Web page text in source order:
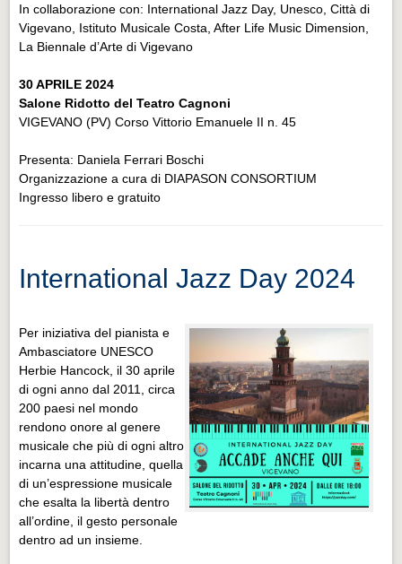
In collaborazione con: International Jazz Day, Unesco, Città di
Vigevano, Istituto Musicale Costa, After Life Music Dimension,
La Biennale d’Arte di Vigevano
30 APRILE 2024
Salone Ridotto del Teatro Cagnoni
VIGEVANO (PV) Corso Vittorio Emanuele II n. 45
Presenta: Daniela Ferrari Boschi
Organizzazione a cura di DIAPASON CONSORTIUM
Ingresso libero e gratuito
International Jazz Day 2024
Per iniziativa del pianista e
Ambasciatore UNESCO
Herbie Hancock, il 30 aprile
di ogni anno dal 2011, circa
200 paesi nel mondo
rendono onore al genere
musicale che più di ogni altro
incarna una attitudine, quella
di un’espressione musicale
che esalta la libertà dentro
all’ordine, il gesto personale
dentro ad un insieme.